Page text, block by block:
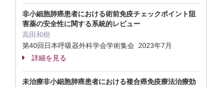
非小細胞肺癌患者における術前免疫チェックポイント阻
害薬の安全性に関する系統的レビュー
高田和樹
第40回日本呼吸器外科学会学術集会 2023年7月
詳細を見る
未治療非小細胞肺癌患者における複合癌免疫療法治療効